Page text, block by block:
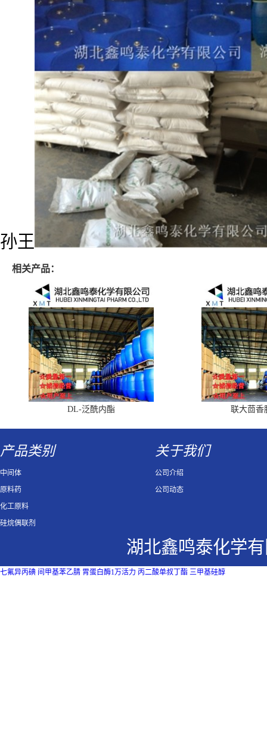
孙王
相关产品：
DL-泛酰内酯 联大茴香
产品类别
中间体
原料药
化工原料
硅烷偶联剂
关于我们
公司介绍
公司动态
湖北鑫鸣泰化学
七氟异丙碘 间甲基苯乙腈 胃蛋白酶1万活力 丙二酸单叔丁酯 三甲基硅醇